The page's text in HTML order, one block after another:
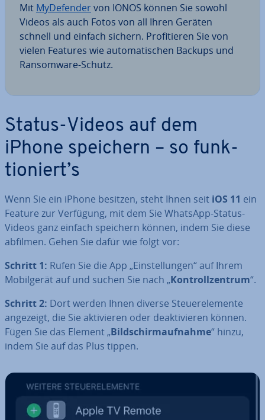
Mit My­De­fen­dervon IONOS können Sie sowohl
Videos als auch Fotos von all Ihren Geräten
schnell und einfach sichern. Pro­fi­tie­ren Sie von
vielen Features wie au­to­ma­ti­schen Backups und
Ran­som­wa­re-Schutz.
Status-Videos auf dem
iPhone speichern – so funk­
tio­niert’s
Wenn Sie ein iPhone besitzen, steht Ihnen seit iOS 11 ein
Feature zur Verfügung, mit dem Sie WhatsApp-Status-
Videos ganz einfach speichern können, indem Sie diese
abfilmen. Gehen Sie dafür wie folgt vor:
Schritt 1: Rufen Sie die App „Ein­stel­lun­gen“ auf Ihrem
Mo­bil­ge­rät auf und suchen Sie nach „Kon­troll­zen­trum“.
Schritt 2: Dort werden Ihnen diverse Steu­er­ele­men­te
angezeigt, die Sie ak­ti­vie­ren oder de­ak­ti­vie­ren können.
Fügen Sie das Element „Bild­schirm­auf­nah­me“ hinzu,
indem Sie auf das Plus tippen.